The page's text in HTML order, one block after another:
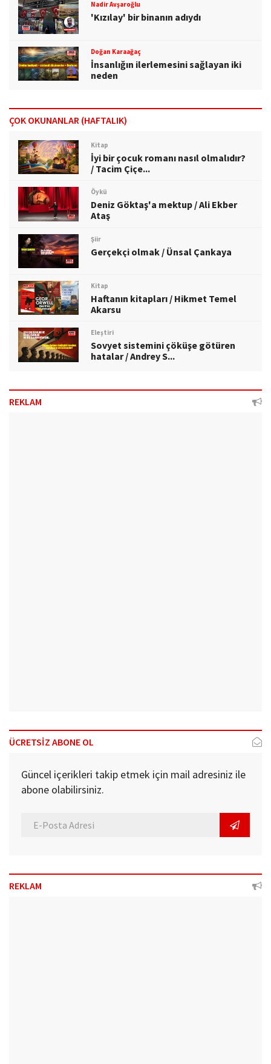
Nadir Avşaroğlu
'Kızılay' bir binanın adıydı
Doğan Karaağaç
İnsanlığın ilerlemesini sağlayan iki
neden
ÇOK OKUNANLAR (HAFTALIK)
Kitap
İyi bir çocuk romanı nasıl olmalıdır?
/ Tacim Çiçe...
Öykü
Deniz Göktaş'a mektup / Ali Ekber
Ataş
Şiir
Gerçekçi olmak / Ünsal Çankaya
Kitap
Haftanın kitapları / Hikmet Temel
Akarsu
Eleştiri
Sovyet sistemini çöküşe götüren
hatalar / Andrey S...
REKLAM
ÜCRETSİZ ABONE OL
Güncel içerikleri takip etmek için mail adresiniz ile
abone olabilirsiniz.
REKLAM